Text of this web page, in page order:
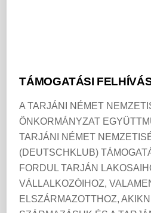
TÁMOGATÁSI
A TARJÁNI NÉMET
ÖNKORMÁNYZAT
TARJÁNI NÉMET
(DEUTSCHKLUB)
FORDUL TARJÁN
VÁLLALKOZÓIHOZ,
ELSZÁRMAZOTTHOZ,